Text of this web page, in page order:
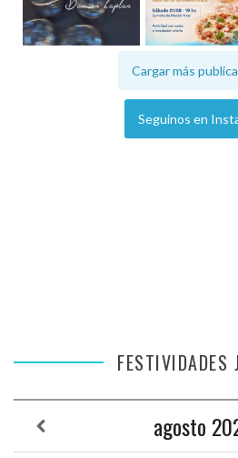
Cargar más
Seguinos en
FESTIVIDADES
agosto